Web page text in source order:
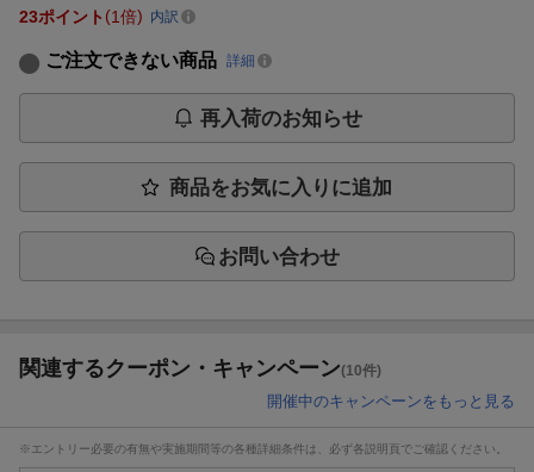
23ポイント 1倍 内訳
ご注文できない商品 詳細
再入荷のお知らせ
商品をお気に入りに追加
お問い合わせ
関連するクーポン・キャンペーン(10件)
開催中のキャンペーンをもっと見る
※エントリー必要の有無や実施期間等の各種詳細条件は、必ず各説明頁でご確認ください。